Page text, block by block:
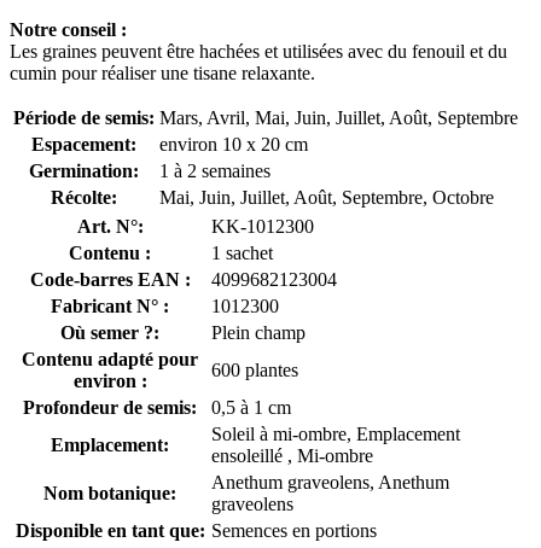
Notre conseil :
Les graines peuvent être hachées et utilisées avec du fenouil et du
cumin pour réaliser une tisane relaxante.
Période de semis: Mars, Avril, Mai, Juin, Juillet, Août, Septembre
Espacement:
environ 10 x 20 cm
Germination:
1 à 2 semaines
Récolte:
Mai, Juin, Juillet, Août, Septembre, Octobre
Art. N°:
KK-1012300
Contenu :
1 sachet
Code-barres EAN :
4099682123004
Fabricant N° :
1012300
Où semer ?:
Plein champ
Contenu adapté pour
environ :
600 plantes
Profondeur de semis:
0,5 à 1 cm
Emplacement:
Soleil à mi-ombre, Emplacement
ensoleillé , Mi-ombre
Nom botanique:
Anethum graveolens, Anethum
graveolens
Disponible en tant que: Semences en portions